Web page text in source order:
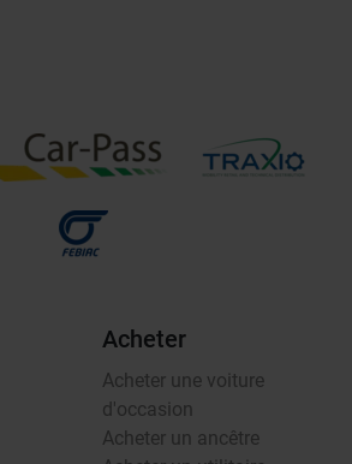
Acheter
Acheter une voiture
d'occasion
Acheter un ancêtre